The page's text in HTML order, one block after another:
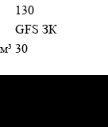
130
GFS ЗК
30